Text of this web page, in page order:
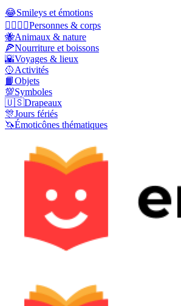
😂Smileys et émotions
👩‍❤️‍💋‍👨Personnes & corps
🐝Animaux & nature
🍕Nourriture et boissons
🌇Voyages & lieux
🥎Activités
📙Objets
💯Symboles
🇺🇸Drapeaux
🎊Jours fériés
🦄Émoticônes thématiques